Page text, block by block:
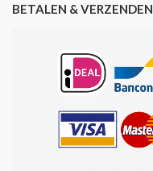
BETALEN & VERZENDEN